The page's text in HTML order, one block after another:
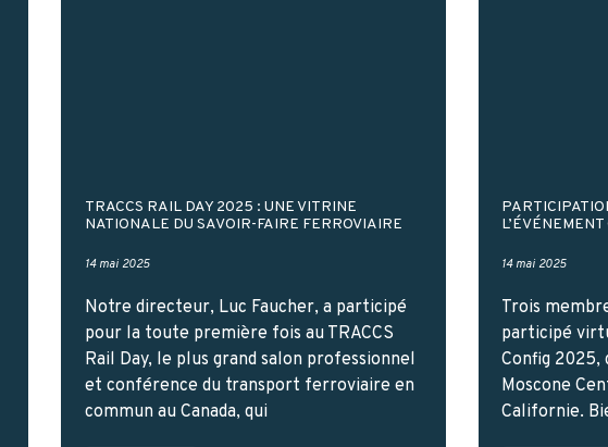
TRACCS RAIL DAY 2025 : UNE VITRINE
NATIONALE DU SAVOIR-FAIRE FERROVIAIRE
14 mai 2025
Notre directeur, Luc Faucher, a participé
pour la toute première fois au TRACCS
Rail Day, le plus grand salon professionnel
et conférence du transport ferroviaire en
commun au Canada, qui
14 mai 2025
Trois
participé
Config 2025,
Moscone
Californie.